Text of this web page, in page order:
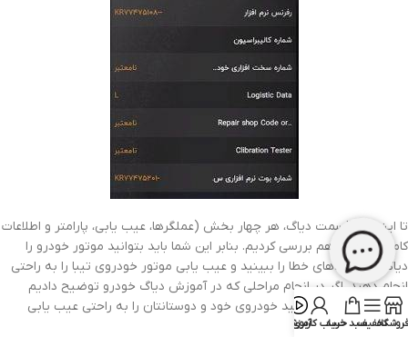
تا اینجا در قسمت دیاگ، هر چهار بخش (عملگرها، عیب یابی، پارامتر و اطلاعات
کامپیوتر) را با هم بررسی کردیم. بنابر این شما باید بتوانید موتور خودرو را
دیاگ بزنید، کدهای خطا را ببینید و عیب یابی موتور خودروی تیبا را به راحتی
انجام دهید. اگر در انجام مراحلی که در آموزش دیاگ خودرو توضیح دادیم
مشکلی ندارید، میتوانید خودروی خود و دوستانتان را به راحتی عیب یابی
کنید.
فروشگاهتخفیفسبد خریدحساب کاربری
آموزش